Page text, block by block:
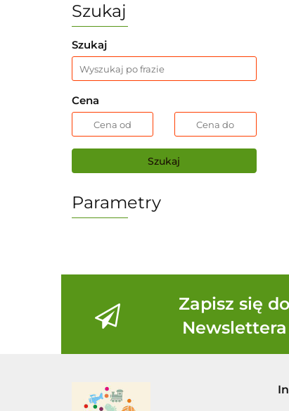
Szukaj
Szukaj
Cena
Szukaj
Parametry
Zapisz się do
Newslettera